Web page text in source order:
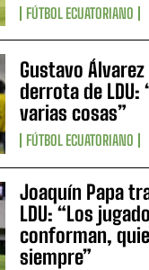
FÚTBOL ECUATORIANO
Gustavo
derrota de
varias cosas”
FÚTBOL ECUATORIANO
Joaquín Papa
LDU: “Los
conforman,
siempre”